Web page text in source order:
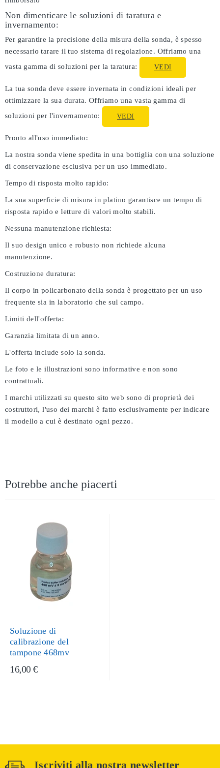
Non dimenticare le soluzioni di taratura e
invernamento:
Per garantire la precisione della misura della sonda, è spesso
necessario tarare il tuo sistema di regolazione. Offriamo una
vasta gamma di soluzioni per la taratura:
VEDI
La tua sonda deve essere invernata in condizioni ideali per
ottimizzare la sua durata. Offriamo una vasta gamma di
soluzioni per l'invernamento:
VEDI
Pronto all'uso immediato:
La nostra sonda viene spedita in una bottiglia con una soluzione
di conservazione esclusiva per un uso immediato.
Tempo di risposta molto rapido:
La sua superficie di misura in platino garantisce un tempo di
risposta rapido e letture di valori molto stabili.
Nessuna manutenzione richiesta:
Il suo design unico e robusto non richiede alcuna
manutenzione.
Costruzione duratura:
Il corpo in policarbonato della sonda è progettato per un uso
frequente sia in laboratorio che sul campo.
Limiti dell'offerta:
Garanzia limitata di un anno.
L'offerta include solo la sonda.
Le foto e le illustrazioni sono informative e non sono
contrattuali.
I marchi utilizzati su questo sito web sono di proprietà dei
costruttori, l'uso dei marchi è fatto esclusivamente per indicare
il modello a cui è destinato ogni pezzo.
Potrebbe anche piacerti
Soluzione di
calibrazione del
tampone 468mv
16,00 €
Iscriviti alla nostra newsletter